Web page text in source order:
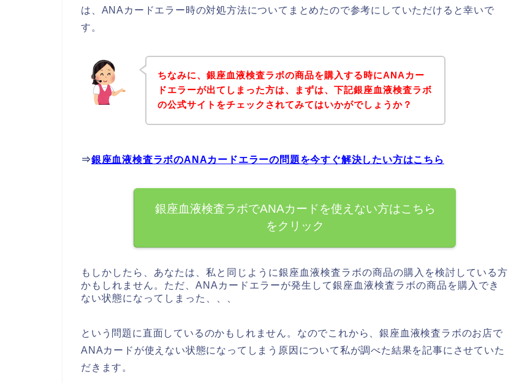
は、ANAカードエラー時の対処方法についてまとめたので参考にしていただけると幸いで
す。
ちなみに、銀座血液検査ラボの商品を購入する時にANAカー
ドエラーが出てしまった方は、まずは、下記銀座血液検査ラボ
の公式サイトをチェックされてみてはいかがでしょうか？
⇒銀座血液検査ラボのANAカードエラーの問題を今すぐ解決したい方はこちら
銀座血液検査ラボでANAカードを使えない方はこちら
をクリック
もしかしたら、あなたは、私と同じように銀座血液検査ラボの商品の購入を検討している方
かもしれません。ただ、ANAカードエラーが発生して銀座血液検査ラボの商品を購入でき
ない状態になってしまった、、、
という問題に直面しているのかもしれません。なのでこれから、銀座血液検査ラボのお店で
ANAカードが使えない状態になってしまう原因について私が調べた結果を記事にさせていた
だきます。